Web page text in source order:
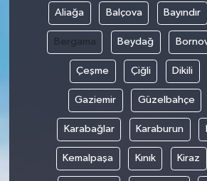
Aliağa Balçova Bayındır
Bergama Beydağ
Çeşme Çiğli Dikili
Gaziemir Güzelbahçe
Karabağlar Karaburun
Kemalpaşa Kınık Kiraz